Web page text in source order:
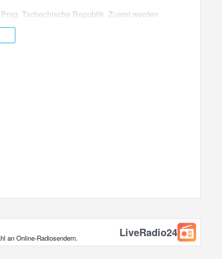
Tschechische Republik. Zuerst werden
an Online‑Radiosendern. LiveRadio24